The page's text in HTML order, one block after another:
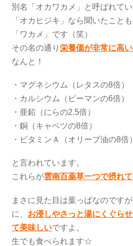
別名「オカワカメ」と呼ばれてい
「オカヒジキ」なら聞いたこと
「ワカメ」です（笑）
その名の通り 栄養価が非常に高
なんと！
・マグネシウム（レタスの8倍）
・カルシウム（ピーマンの6倍）
・亜鉛（にらの2.5倍）
・銅（キャベツの8倍）
・ビタミンＡ（オリーブ油の8倍）
と言われています。
これらが雲南百薬草一つで摂れ
まさに見た目は葉っぱなのです
に、 お浸しやさっと湯にくぐら
て美味しいですよ。
生でも食べられます☆